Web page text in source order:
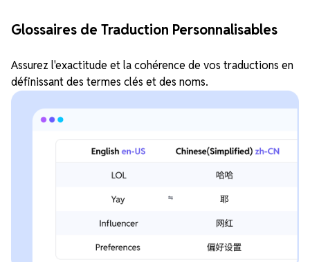
Glossaires de Traduction Personnalisables
Assurez l'exactitude et la cohérence de vos traductions en
définissant des termes clés et des noms.